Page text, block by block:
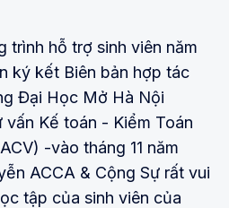
trình hỗ trợ sinh viên năm
ký kết Biên bản hợp tác
Đại Học Mở Hà Nội
Kế toán - Kiểm Toán
-vào tháng 11 năm
ACCA & Cộng Sự rất vui
tập của sinh viên của